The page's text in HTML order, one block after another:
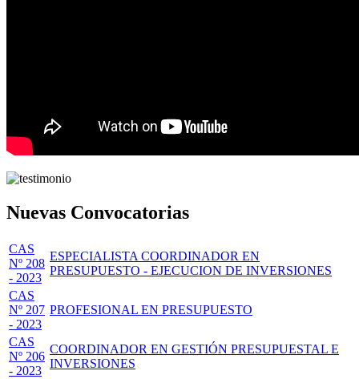
Nuevas Convocatorias
CAS
Nº 208
- 2023
ESPECIALISTA COORDINADOR EN
PRESUPUESTO - EJECUCION DE INVERSIONES
CAS
Nº 207
- 2023
PROFESIONAL EN PRESUPUESTO
CAS
Nº 206
- 2023
COORDINADOR EN GESTIÓN PRESUPUESTAL E
INVERSIONES